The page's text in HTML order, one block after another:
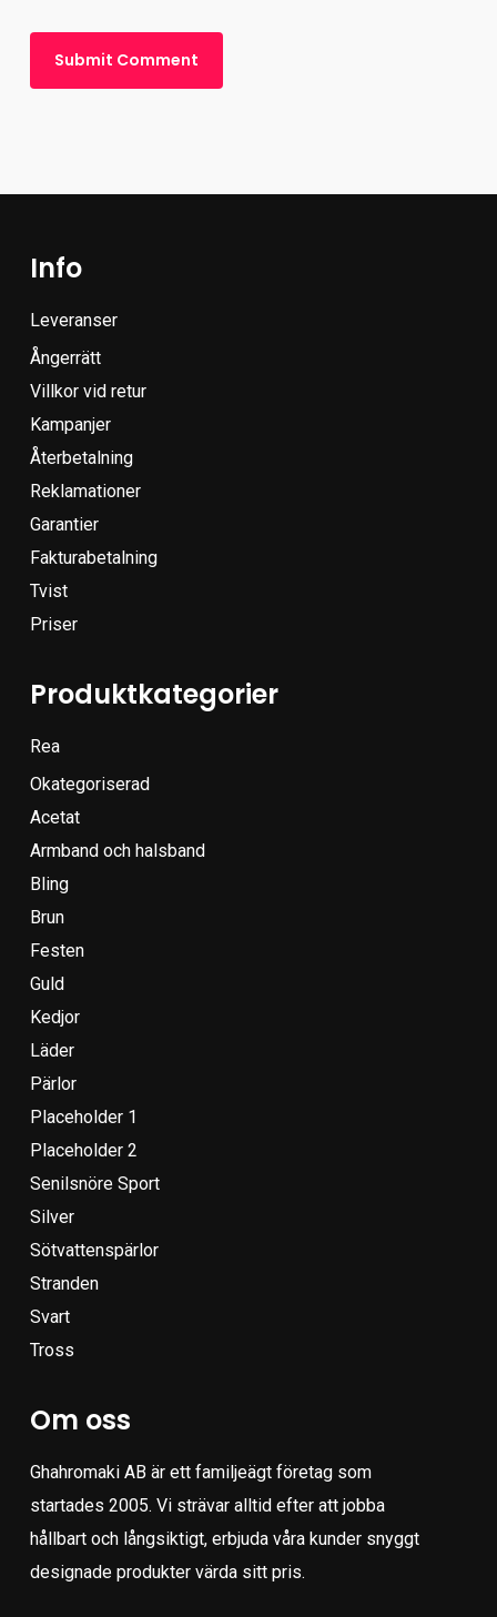
Info
Leveranser
Ångerrätt
Villkor vid retur
Kampanjer
Återbetalning
Reklamationer
Garantier
Fakturabetalning
Tvist
Priser
Produktkategorier
Rea
Okategoriserad
Acetat
Armband och halsband
Bling
Brun
Festen
Guld
Kedjor
Läder
Pärlor
Placeholder 1
Placeholder 2
Senilsnöre Sport
Silver
Sötvattenspärlor
Stranden
Svart
Tross
Om oss
Ghahromaki AB är ett familjeägt företag som
startades 2005. Vi strävar alltid efter att jobba
hållbart och långsiktigt, erbjuda våra kunder snyggt
designade produkter värda sitt pris.